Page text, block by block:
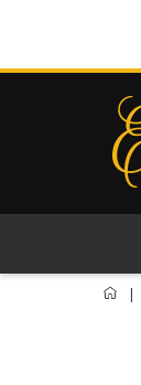
|